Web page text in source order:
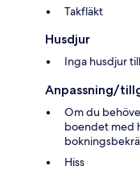
Takfläkt
Husdjur
Inga husdjur
Anpassning/
Om du
boendet med
Hiss